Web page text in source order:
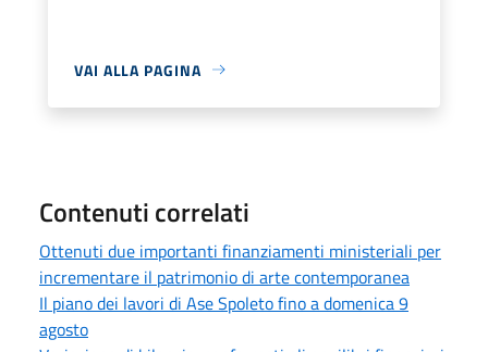
VAI ALLA PAGINA
Contenuti correlati
Ottenuti due importanti finanziamenti ministeriali per
incrementare il patrimonio di arte contemporanea
Il piano dei lavori di Ase Spoleto fino a domenica 9
agosto